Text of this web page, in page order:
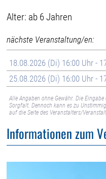
Alter: ab 6 Jahren
nächste Veranstaltung/en:
18.08.2026 (Di) 16:00 Uhr -
25.08.2026 (Di) 16:00 Uhr -
Alle Angaben ohne Gewähr. Die
Sorgfalt. Dennoch kann es zu
auf die Seite des Veranstalters/
Informationen zum